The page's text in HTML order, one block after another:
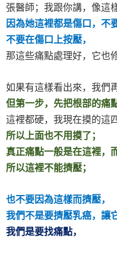
張醫師；我跟你講，像這
因為她這裡都是傷口，不
不要在傷口上按壓，
那這些痛點處理好，它也
如果有這樣看出來，我們
但第一步，先把根部的痛
這裡都硬，我現在摸的這
所以上面也不用摸了；
真正痛點一般是在這裡，
所以這裡不能擠壓；
也不要因為這樣而擠壓，
我們不是要擠壓乳癌，讓
我們是要找痛點，